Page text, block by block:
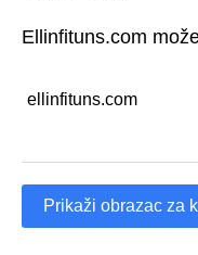
Ellinfituns.com
ellinfituns.com
Prikaži obrazac za